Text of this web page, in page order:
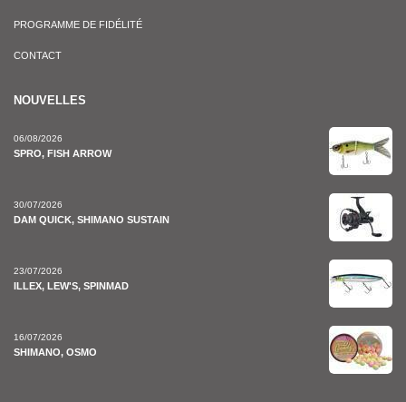
PROGRAMME DE FIDÉLITÉ
CONTACT
NOUVELLES
06/08/2026
SPRO, FISH ARROW
30/07/2026
DAM QUICK, SHIMANO SUSTAIN
23/07/2026
ILLEX, LEW'S, SPINMAD
16/07/2026
SHIMANO, OSMO